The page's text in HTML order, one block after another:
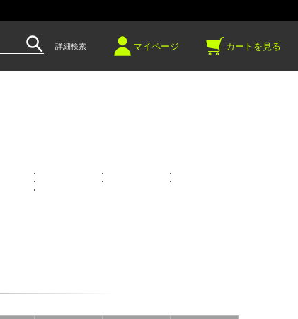
詳細検索 マイページ カートを見る